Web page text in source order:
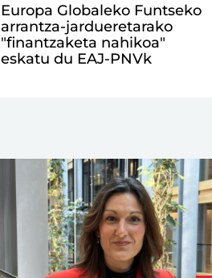
Europa Globaleko Funtseko
arrantza-jardueretarako
"finantzaketa nahikoa"
eskatu du EAJ-PNVk